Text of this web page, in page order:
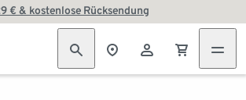
€ & kostenlose Rücksendung